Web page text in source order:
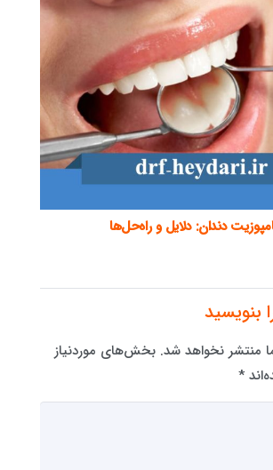
دندان: دلایل و راه‌حل‌ها
بنویسید
منتشر نخواهد شد. بخش‌های موردنیاز
*